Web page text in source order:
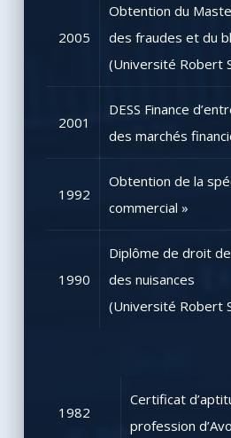
2005
Obtention du
des fraudes et du
(Université Robert
2001
DESS Finance
des marchés
1992
Obtention de la
commercial »
1990
Diplôme de droit
des nuisances
(Université Robert
1982
Certificat
profession